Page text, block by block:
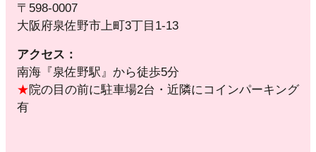
〒598-0007
大阪府泉佐野市上町3丁目1-13
アクセス：
南海『泉佐野駅』から徒歩5分
★院の目の前に駐車場2台・近隣にコインパーキング
有